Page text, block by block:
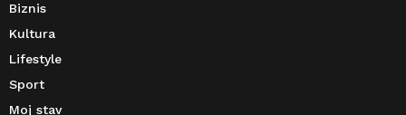
Biznis
Kultura
Lifestyle
Sport
Moj stav